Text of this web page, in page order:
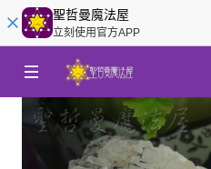
聖哲曼魔法屋
立刻使用官方APP